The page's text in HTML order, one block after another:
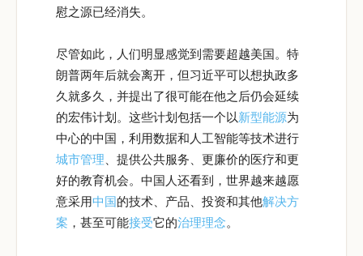
慰之源已经消失。
尽管如此，人们明显感觉到需要超越美国。特
朗普两年后就会离开，但习近平可以想执政多
久就多久，并提出了很可能在他之后仍会延续
的宏伟计划。这些计划包括一个以新型能源为
中心的中国，利用数据和人工智能等技术进行
城市管理、提供公共服务、更廉价的医疗和更
好的教育机会。中国人还看到，世界越来越愿
意采用中国的技术、产品、投资和其他解决方
案 ，甚至可能接受它的治理理念。